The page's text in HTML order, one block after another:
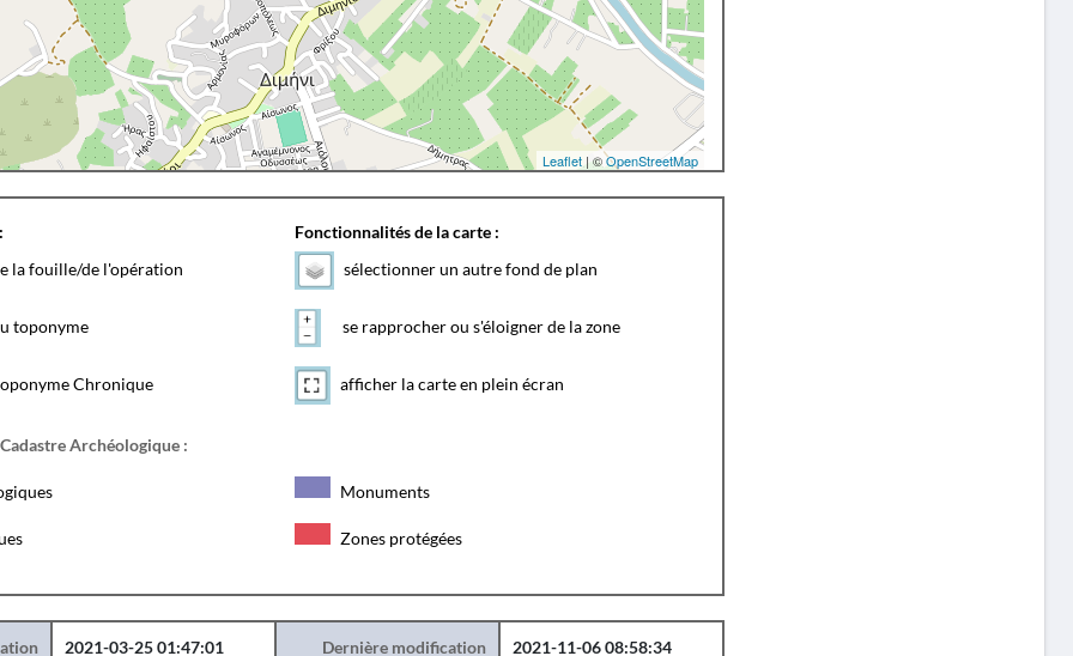
Leaflet| ©OpenStreetMap
la fouille/de l'opération
toponyme
Chronique
Fonctionnalités de la carte :
sélectionner un autre fond de plan
se rapprocher ou s'éloigner de la zone
afficher la carte en plein écran
Archéologique :
Monuments
Zones protégées
2021-03-25 01:47:01 Dernière modification 2021-11-06 08:58:34